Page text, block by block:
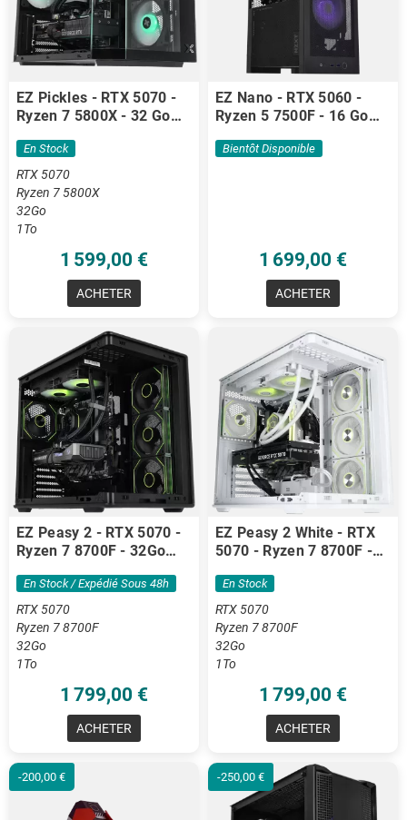
EZ Pickles - RTX 5070 -
Ryzen 7 5800X - 32 Go
En Stock
RTX 5070
Ryzen 7 5800X
32Go
1To
1 599,00 €
ACHETER
EZ Nano - RTX 5060 -
Ryzen 5 7500F - 16 Go
Bientôt Disponible
1 699,00 €
ACHETER
EZ Peasy 2 - RTX 5070 -
Ryzen 7 8700F - 32Go
En Stock / Expédié Sous 48h
RTX 5070
Ryzen 7 8700F
32Go
1To
1 799,00 €
ACHETER
EZ Peasy 2 White - RTX
5070 - Ryzen 7 8700F -
En Stock
RTX 5070
Ryzen 7 8700F
32Go
1To
1 799,00 €
ACHETER
-200,00 € -250,00 €